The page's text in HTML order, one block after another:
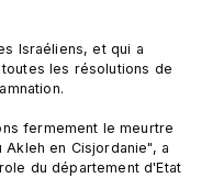
Israéliens, et qui a
les résolutions de
fermement le meurtre
en Cisjordanie", a
du département d'Etat